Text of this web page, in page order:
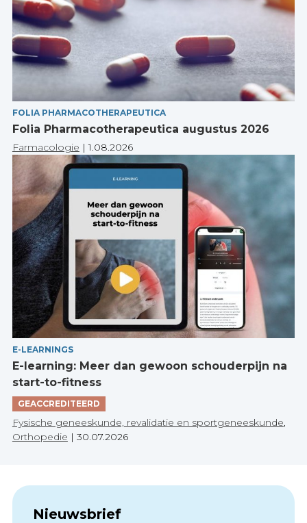
FOLIA PHARMACOTHERAPEUTICA
Folia Pharmacotherapeutica augustus 2026
Farmacologie |1.08.2026
E-LEARNINGS
E-learning: Meer dan gewoon schouderpijn na
start-to-fitness
GEACCREDITEERD
Fysische geneeskunde, revalidatie en sportgeneeskunde
Orthopedie | 30.07.2026
Nieuwsbrief